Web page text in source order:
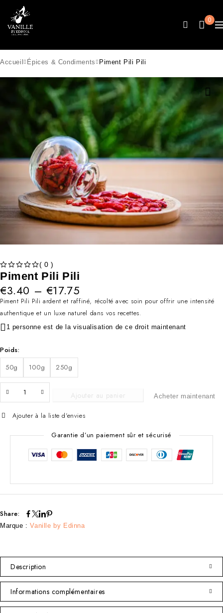
0
Accueil Épices & Condiments Piment Pili Pili
( 0 )
Piment Pili Pili
€3.40 – €17.75
Piment Pili Pili ardent et raffiné, récolté avec soin pour offrir une intensité
authentique et un luxe naturel dans vos recettes.
1 personne est de la visualisation de ce droit maintenant
Poids
50g
100g 250g
Ajouter au panier Acheter maintenant
Ajouter à la liste d'envies
Garantie d’un paiement sûr et sécurisé
Share:
Marque :Vanille by Edinna
Description
Informations complémentaires